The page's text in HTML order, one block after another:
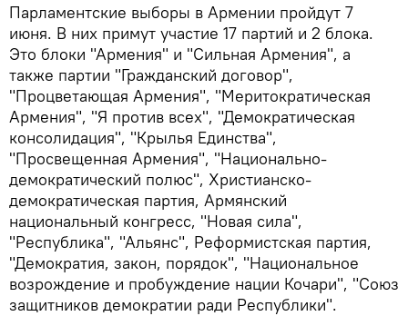
Парламентские выборы в Армении пройдут 7
июня. В них примут участие 17 партий и 2 блока.
Это блоки "Армения" и "Сильная Армения", а
также партии "Гражданский договор",
"Процветающая Армения", "Меритократическая
Армения", "Я против всех", "Демократическая
консолидация", "Крылья Единства",
"Просвещенная Армения", "Национально-
демократический полюс", Христианско-
демократическая партия, Армянский
национальный конгресс, "Новая сила",
"Республика", "Альянс", Реформистская партия,
"Демократия, закон, порядок", "Национальное
возрождение и пробуждение нации Кочари", "Союз
защитников демократии ради Республики".